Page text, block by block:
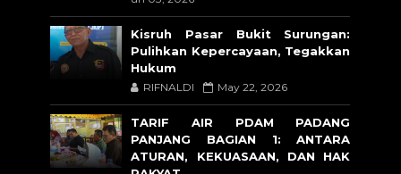
Kisruh Pasar Bukit Surungan:
Pulihkan Kepercayaan, Tegakkan
Hukum
RIFNALDI May 22, 2026
TARIF AIR PDAM PADANG
PANJANG BAGIAN 1: ANTARA
ATURAN, KEKUASAAN, DAN HAK